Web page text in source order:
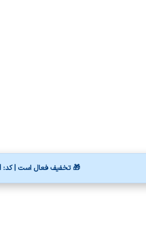
🎁 تخفیف فعال است | کد: ROZH